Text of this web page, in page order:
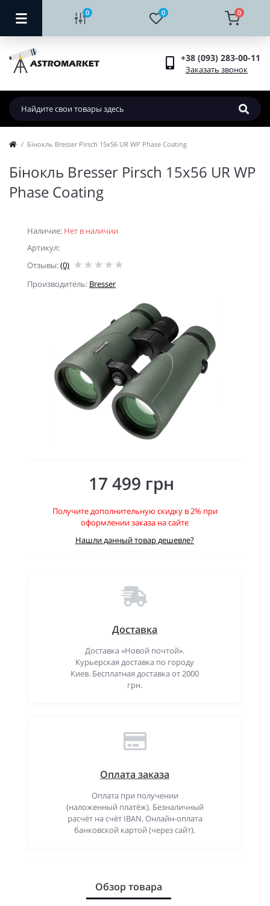
0 0 0
+38 (093) 283-00-11
Заказать звонок
Бінокль Bresser Pirsch 15x56 UR WP Phase Coating
Бінокль Bresser Pirsch 15x56 UR WP
Phase Coating
Наличие: Нет в наличии
Артикул:
Отзывы:(0)
Производитель: Bresser
17 499 грн
Получите дополнительную скидку в 2% при
оформлении заказа на сайте
Нашли данный товар дешевле?
Доставка
Доставка «Новой почтой».
Курьерская доставка по городу
Киев. Бесплатная доставка от 2000
грн.
Оплата заказа
Оплата при получении
(наложенный платёж). Безналичный
расчёт на счёт IBAN. Онлайн-оплата
банковской картой (через сайт).
Обзор товара